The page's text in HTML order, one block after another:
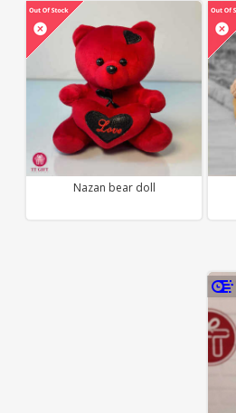
Nazan bear doll